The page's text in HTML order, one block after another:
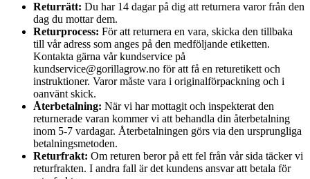
Returrätt: Du har 14 dagar på dig att returnera varor från den
dag du mottar dem.
Returprocess: För att returnera en vara, skicka den tillbaka
till vår adress som anges på den medföljande etiketten.
Kontakta gärna vår kundservice på
kundservice@gorillagrow.no för att få en returetikett och
instruktioner. Varor måste vara i originalförpackning och i
oanvänt skick.
Återbetalning: När vi har mottagit och inspekterat den
returnerade varan kommer vi att behandla din återbetalning
inom 5-7 vardagar. Återbetalningen görs via den ursprungliga
betalningsmetoden.
Returfrakt: Om returen beror på ett fel från vår sida täcker vi
returfrakten. I andra fall är det kundens ansvar att betala för